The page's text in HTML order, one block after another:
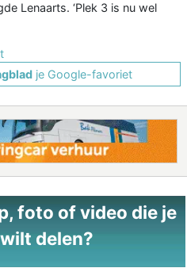
Lenaarts. ‘Plek 3 is nu wel
je Google-favoriet
foto of video die je
delen?